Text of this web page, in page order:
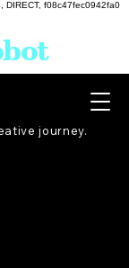
DIRECT, f08c47fec0942fa0
journey.